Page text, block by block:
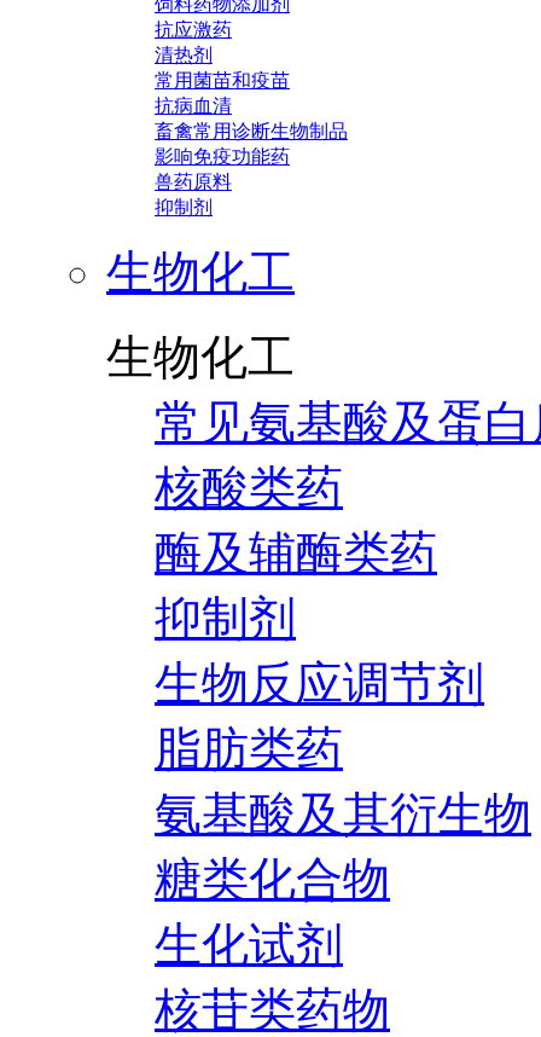
饲料药物添加剂
抗应激药
清热剂
常用菌苗和疫苗
抗病血清
畜禽常用诊断生物制品
影响免疫功能药
兽药原料
抑制剂
生物化工
生物化工
常见氨基酸及蛋
核酸类药
酶及辅酶类药
抑制剂
生物反应调节剂
脂肪类药
氨基酸及其衍生物
糖类化合物
生化试剂
核苷类药物